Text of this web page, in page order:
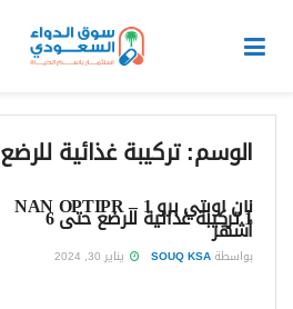
الوسم:تركيبة غذائية للرضع
نان أوبتي برو 1 – NAN OPTIPR
1 تركيبة غذائية للرضع حتى 6 أشهر
بواسطةSOUQ KSA يناير 30, 2024